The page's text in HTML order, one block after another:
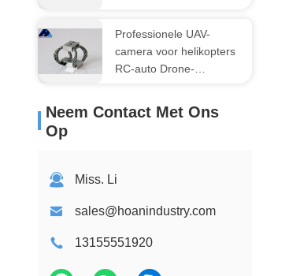
Professionele UAV-
camera voor helikopters
RC-auto Drone-
isolator
Neem Contact Met Ons
Op
Miss. Li
sales@hoanindustry.com
13155551920